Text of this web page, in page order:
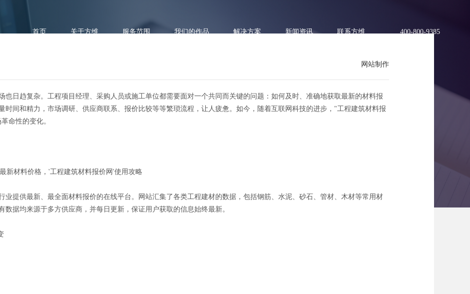
首页 关于方维 服务范围 我们的作品 解决方案 新闻资讯 联系方维 400-800-9385
：一网打尽最新材料价格，'工程建筑材料报价网'使用攻略
网站制作
也日趋复杂。工程项目经理、采购人员或施工单位都需要面对一个共同而关键的问题：如何及时、准确地获取最新的材料报
时间和精力，市场调研、供应商联系、报价比较等等繁琐流程，让人疲惫。如今，随着互联网科技的进步，"工程建筑材料报
命性的变化。
业提供最新、最全面材料报价的在线平台。网站汇集了各类工程建材的数据，包括钢筋、水泥、砂石、管材、木材等常用材
数据均来源于多方供应商，并每日更新，保证用户获取的信息始终最新。